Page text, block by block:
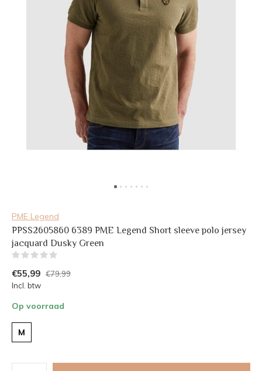
PME Legend
PPSS2605860 6389 PME Legend Short sleeve polo jersey
jacquard Dusky Green
€55,99 €79,99
Incl. btw
Op voorraad
M